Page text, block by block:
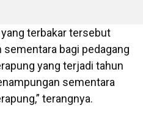
terbakar tersebut
bagi pedagang
yang terjadi tahun
sementara
terangnya.